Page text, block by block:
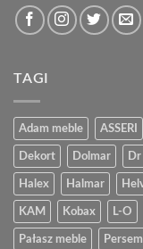
TAGI
Adam meble ASSERI
Dekort Dolmar Dr
Halex Halmar
KAM Kobax L-O
Pałasz meble